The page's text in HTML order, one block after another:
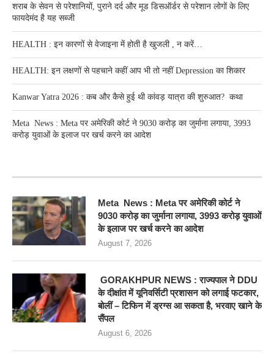
शराब के सेवन से परेशानियों, पुराने दर्द और मूड डिसऑर्डर से परेशान लोगों के लिए
फायदेमंद है यह सब्जी
HEALTH : इन कारणों से वेजाइना में होती है खुजली , न करें…
HEALTH: इन लक्षणों से पहचाने कहीं आप भी तो नहीं Depression का शिकार
Kanwar Yatra 2026 : कब और कैसे हुई थी कांवड़ यात्रा की शुरुआत? कथा
Meta News : Meta पर अमेरिकी कोर्ट ने 9030 करोड़ का जुर्माना लगाया, 3993
करोड़ युवाओं के इलाज पर खर्च करने का आदेश
Meta News : Meta पर अमेरिकी कोर्ट ने
9030 करोड़ का जुर्माना लगाया, 3993 करोड़ युवाओं
के इलाज पर खर्च करने का आदेश
August 7, 2026
GORAKHPUR NEWS : राज्यपाल ने DDU
के दीक्षांत में यूनिवर्सिटी प्रशासन को लगाई फटकार,
बोलीं – टिफिन में ड्रग्स आ सकता है, भरवाए खाने के
सैंपल
August 6, 2026